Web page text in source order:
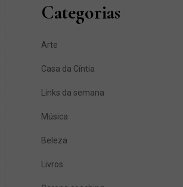
Categorias
Arte
Casa da Cíntia
Links da semana
Música
Beleza
Livros